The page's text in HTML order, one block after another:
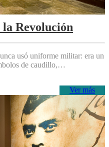
la Revolución
usó uniforme militar: era un
de caudillo,…
Ver más